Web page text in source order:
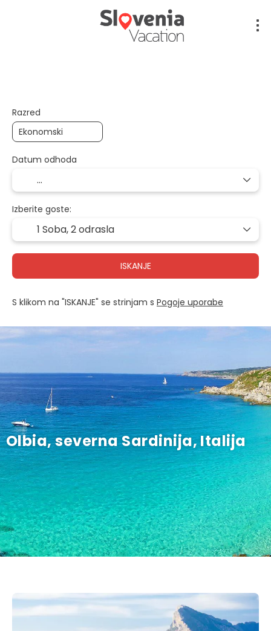
Olbia, severna Sardinija, Italija
Razred
Datum odhoda
Izberite goste:
1 Soba,2 odrasla
ISKANJE
S klikom na "ISKANJE" se strinjam s Pogoje uporabe